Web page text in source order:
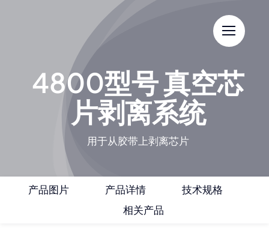
4800型号 真空芯
片剥离系统
用于从胶带上剥离芯片
产品图片 产品详情
技术规格
相关产品